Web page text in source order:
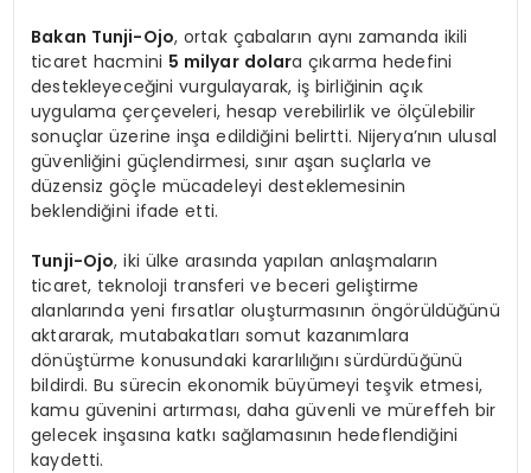
Bakan Tunji-Ojo, ortak çabaların aynı zamanda ikili
ticaret hacmini 5 milyar dolara çıkarma hedefini
destekleyeceğini vurgulayarak, iş birliğinin açık
uygulama çerçeveleri, hesap verebilirlik ve ölçülebilir
sonuçlar üzerine inşa edildiğini belirtti. Nijerya’nın ulusal
güvenliğini güçlendirmesi, sınır aşan suçlarla ve
düzensiz göçle mücadeleyi desteklemesinin
beklendiğini ifade etti.
Tunji-Ojo, iki ülke arasında yapılan anlaşmaların
ticaret, teknoloji transferi ve beceri geliştirme
alanlarında yeni fırsatlar oluşturmasının öngörüldüğünü
aktararak, mutabakatları somut kazanımlara
dönüştürme konusundaki kararlılığını sürdürdüğünü
bildirdi. Bu sürecin ekonomik büyümeyi teşvik etmesi,
kamu güvenini artırması, daha güvenli ve müreffeh bir
gelecek inşasına katkı sağlamasının hedeflendiğini
kaydetti.